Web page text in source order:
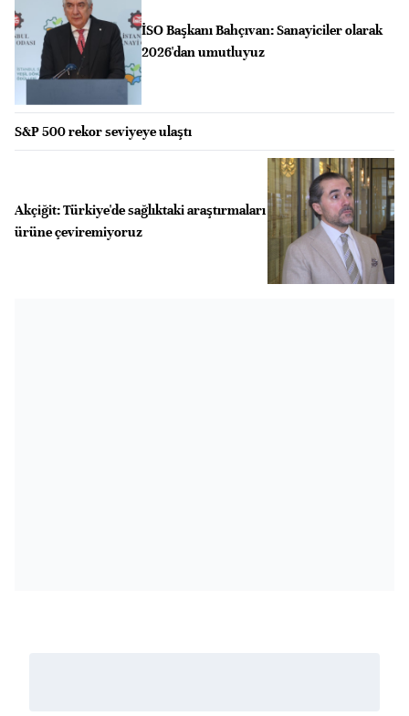
İSO Başkanı Bahçıvan: Sanayiciler olarak
2026'dan umutluyuz
S&P 500 rekor seviyeye ulaştı
Akçiğit: Türkiye'de sağlıktaki araştırmaları
ürüne çeviremiyoruz